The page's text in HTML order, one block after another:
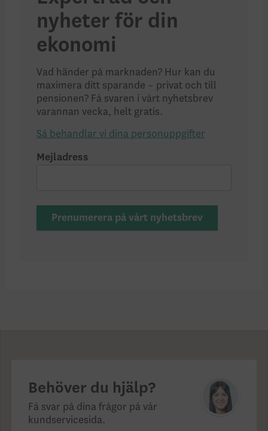
nyheter för din
ekonomi
Vad händer på marknaden? Hur kan du
maximera ditt sparande – privat och till
pensionen? Få svaren i vårt nyhetsbrev
varannan vecka, helt gratis.
Så behandlar vi dina personuppgifter
Mejladress
Prenumerera på vårt nyhetsbrev
Behöver du hjälp?
Få svar på dina frågor på vår
kundservicesida.